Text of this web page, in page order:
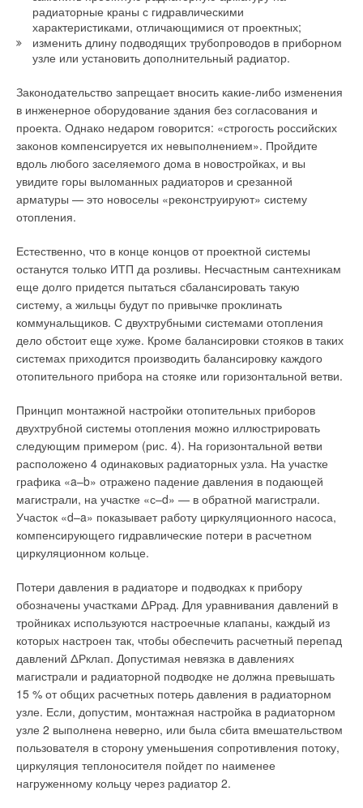
радиаторные краны с гидравлическими
характеристиками, отличающимися от проектных;
изменить длину подводящих трубопроводов в приборном
узле или установить дополнительный радиатор.
Законодательство запрещает вносить какие-либо изменения
в инженерное оборудование здания без согласования и
проекта. Однако недаром говорится: «строгость российских
законов компенсируется их невыполнением». Пройдите
вдоль любого заселяемого дома в новостройках, и вы
увидите горы выломанных радиаторов и срезанной
арматуры — это новоселы «реконструируют» систему
отопления.
Естественно, что в конце концов от проектной системы
останутся только ИТП да розливы. Несчастным сантехникам
еще долго придется пытаться сбалансировать такую
систему, а жильцы будут по привычке проклинать
коммунальщиков. С двухтрубными системами отопления
дело обстоит еще хуже. Кроме балансировки стояков в таких
системах приходится производить балансировку каждого
отопительного прибора на стояке или горизонтальной ветви.
Принцип монтажной настройки отопительных приборов
двухтрубной системы отопления можно иллюстрировать
следующим примером (рис. 4). На горизонтальной ветви
расположено 4 одинаковых радиаторных узла. На участке
графика «a–b» отражено падение давления в подающей
магистрали, на участке «с–d» — в обратной магистрали.
Участок «d–a» показывает работу циркуляционного насоса,
компенсирующего гидравлические потери в расчетном
циркуляционном кольце.
Потери давления в радиаторе и подводках к прибору
обозначены участками ΔРрад. Для уравнивания давлений в
тройниках используются настроечные клапаны, каждый из
которых настроен так, чтобы обеспечить расчетный перепад
давлений ΔРклап. Допустимая невязка в давлениях
магистрали и радиаторной подводке не должна превышать
15 % от общих расчетных потерь давления в радиаторном
узле. Если, допустим, монтажная настройка в радиаторном
узле 2 выполнена неверно, или была сбита вмешательством
пользователя в сторону уменьшения сопротивления потоку,
циркуляция теплоносителя пойдет по наименее
нагруженному кольцу через радиатор 2.
Внедрение некачественных компонентов и неграмотный
ремонт может негативно повлиять на показатели
оборудования. Обучение персонала может значительно
сократить возможность ошибок в обслуживании и
производственных травм. Чтобы достичь оптимальной
безопасности для функционирования парового котла и
персонала организации, любой рабочий, ответственный за
выбор, спецификацию и замену уровня оборудования,
должен иметь четкое представление об арматуре,
используемой на предприятии, а также полное понимание
всех соответствующих технических норм и стандартов.
обеспечения безопасной работы. В этом случае необходимо
проконсультироваться со специалистами, чтобы были
выполнены все требования по безопасности. Необходимо
регулярно выполнять профилактическое обслуживание
оборудования на уровне барабана. Своевременное
обследование котла, консультации с операторами могут
помочь выявить и вовремя устранить проблемы.
Надлежащая профилактика и регулярный анализ
котельной.
Читайте по теме:
→
Инверторные накопительные водонагреватели Royal
Thermo: чем отличаются три серии
ЖУРНАЛ СОК АВГУСТ 2026
→
ЖУРНАЛ СОК ИЮНЬ 2026
→
Совершенствование отопительно-вентиляционных
→
Теплотехнические характеристики лучисто-конвективной
панели при эксплуатации в действующей котельной
ЖУРНАЛ СОК ИЮНЬ 2026
→
Водонагреватель Royal Thermo Smalto Inverter:
интеллект, стиль и энергоэффективность
Уведомления отключены
Комментарии
площади излучения, определяемая по габаритным
размерам излучателя). Установлено, что для моделей
излучателей, представленных на рынке данного
оборудования, средняя температура излучающей
существенно ограничивает область их применения (табл. 2).
Поэтому совершенствование конструкций излучателей
должно быть направлено на уменьшение поверхностной
плотности теплового потока за счет уменьшения
температуры нагревательных элементов и увеличения
габаритных размеров излучателей. С увеличением
поверхностной плотности теплового потока излучателя
достигать 85 %, в то время как конвективная теплоотдача
уменьшается с 50 до 15 %.
Аналогичные данные приведены в монографии А.К. Родина
[6], где используется показатель «лучистый КПД» излучателя.
Поэтому утверждение некоторых производителей
излучателей, что вся тепловая мощность излучателя
расходуется на обогревание рабочей зоны помещения,
некоторых характеристик наиболее распространенных
светлых и темных газовых инфракрасных излучателей
моделей Gogas и ГИИ.
Были определены средние температуры излучающих
поверхностей и высоты установки излучателей с таким
условием, чтобы облученность на рабочем месте,
расположенном непосредственно под центром излучателя,
составила 35 Вт/м2, как этого требуют нормативные
3. Результаты расчетов показывают, что температуры
излучающих поверхностей достигают значений от 200–300
°C для темных излучателей до 600 °C для светлых.
Необходимая высота установки рассмотренных излучателей
весьма высока и применима далеко не во всех помещениях.
Следует иметь в виду, что почти всегда в помещениях
приходится устанавливать несколько излучателей, поэтому
на человека действует совокупная лучистая нагрузка. В этом
случае необходимая высота установки излучателей окажется
еще большей. Таким образом, применение газовых
инфракрасных излучателей требует детальных расчетов для